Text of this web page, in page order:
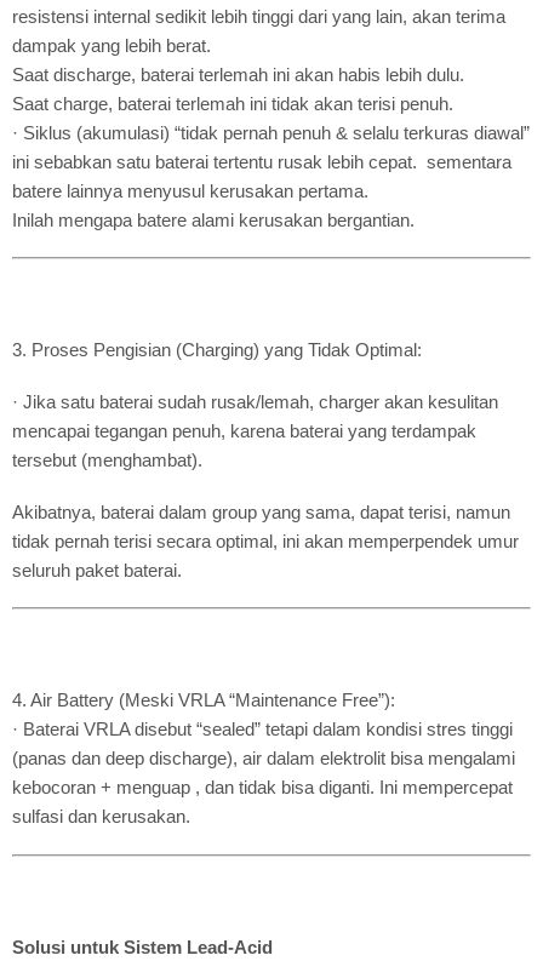
resistensi internal sedikit lebih tinggi dari yang lain, akan terima
dampak yang lebih berat.
Saat discharge, baterai terlemah ini akan habis lebih dulu.
Saat charge, baterai terlemah ini tidak akan terisi penuh.
· Siklus (akumulasi) “tidak pernah penuh & selalu terkuras diawal”
ini sebabkan satu baterai tertentu rusak lebih cepat. sementara
batere lainnya menyusul kerusakan pertama.
Inilah mengapa batere alami kerusakan bergantian.
3. Proses Pengisian (Charging) yang Tidak Optimal:
· Jika satu baterai sudah rusak/lemah, charger akan kesulitan
mencapai tegangan penuh, karena baterai yang terdampak
tersebut (menghambat).
Akibatnya, baterai dalam group yang sama, dapat terisi, namun
tidak pernah terisi secara optimal, ini akan memperpendek umur
seluruh paket baterai.
4. Air Battery (Meski VRLA “Maintenance Free”):
· Baterai VRLA disebut “sealed” tetapi dalam kondisi stres tinggi
(panas dan deep discharge), air dalam elektrolit bisa mengalami
kebocoran + menguap , dan tidak bisa diganti. Ini mempercepat
sulfasi dan kerusakan.
Solusi untuk Sistem Lead-Acid